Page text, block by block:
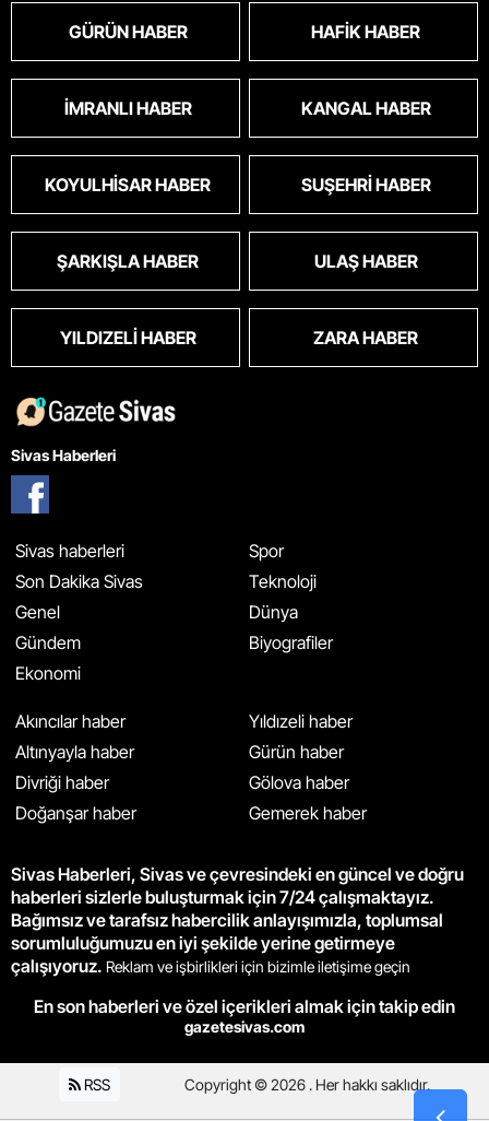
GÜRÜN HABER HAFIK HABER
İMRANLI HABER KANGAL HABER
KOYULHISAR HABER SUŞEHRI HABER
ŞARKIŞLA HABER ULAŞ HABER
YILDIZELI HABER ZARA HABER
Sivas Haberleri
Sivas haberleri
Son Dakika Sivas
Genel
Gündem
Ekonomi
Spor
Teknoloji
Dünya
Biyografiler
Akıncılar haber
Altınyayla haber
Divriği haber
Doğanşar haber
Yıldızeli haber
Gürün haber
Gölova haber
Gemerek haber
Sivas Haberleri, Sivas ve çevresindeki en güncel ve doğru
haberleri sizlerle buluşturmak için 7/24 çalışmaktayız.
Bağımsız ve tarafsız habercilik anlayışımızla, toplumsal
sorumluluğumuzu en iyi şekilde yerine getirmeye
çalışıyoruz. Reklam ve işbirlikleri için bizimle iletişime geçin
En son haberleri ve özel içerikleri almak için takip edin
gazetesivas.com
RSS Copyright © 2026 . Her hakkı saklıdır.